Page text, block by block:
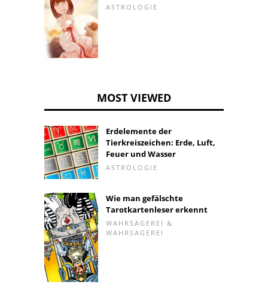
ASTROLOGIE
MOST VIEWED
Erdelemente der
Tierkreiszeichen: Erde, Luft,
Feuer und Wasser
ASTROLOGIE
Wie man gefälschte
Tarotkartenleser erkennt
WAHRSAGEREI &
WAHRSAGEREI